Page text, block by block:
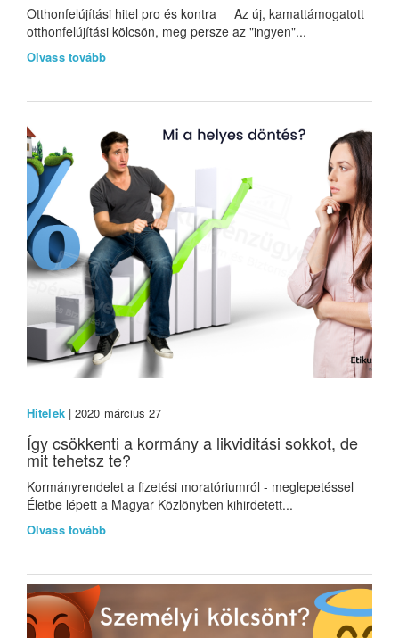
Otthonfelújítási hitel pro és kontra Az új, kamattámogatott
otthonfelújítási kölcsön, meg persze az "ingyen"...
Olvass tovább
Hitelek| 2020 március 27
Így csökkenti a kormány a likviditási sokkot, de
mit tehetsz te?
Kormányrendelet a fizetési moratóriumról - meglepetéssel
Életbe lépett a Magyar Közlönyben kihirdetett...
Olvass tovább